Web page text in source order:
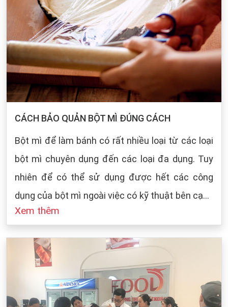
CÁCH BẢO QUẢN BỘT MÌ ĐÚNG CÁCH
Bột mì để làm bánh có rất nhiều loại từ các loại
bột mì chuyên dụng đến các loại đa dụng. Tuy
nhiên để có thể sử dụng được hết các công
dụng của bột mì ngoài việc có kỹ thuật bên cạnh
đó cũng dựa vào sự bảo quản của chúng ta khi
cách bảo quản chung cho các loại bột mì:
Xem thêm